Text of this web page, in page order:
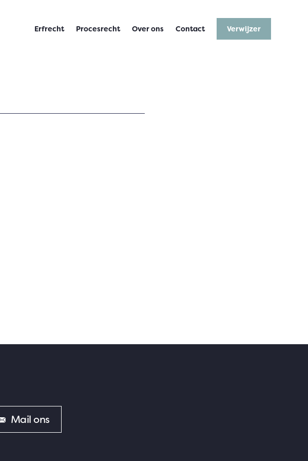
Erfrecht Procesrecht Over ons Contact Verwijzer
Mail ons